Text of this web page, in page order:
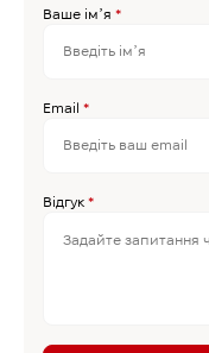
Ваше імʼя *
Email *
Відгук *